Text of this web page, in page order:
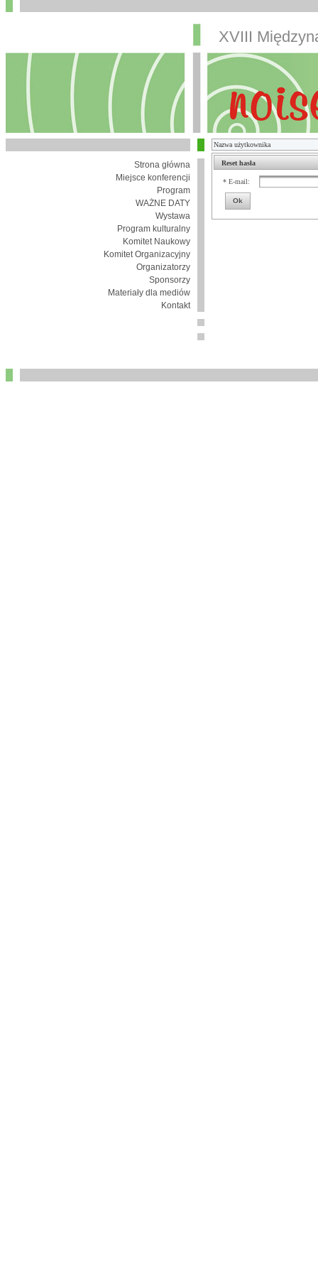
XVIII
Strona główna
Miejsce konferencji
Program
WAŻNE DATY
Wystawa
Program kulturalny
Komitet Naukowy
Komitet Organizacyjny
Organizatorzy
Sponsorzy
Materiały dla mediów
Kontakt
Reset hasła
* E-mail:
Ok